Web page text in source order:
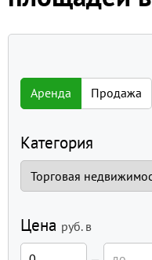
Аренда Продажа
Категория
Цена руб. в